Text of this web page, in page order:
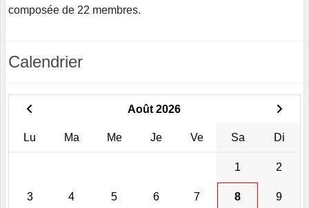
composée de 22 membres.
Calendrier
Août 2026
Lu Ma Me Je Ve Sa Di
1 2
3 4 5 6 7 8 9